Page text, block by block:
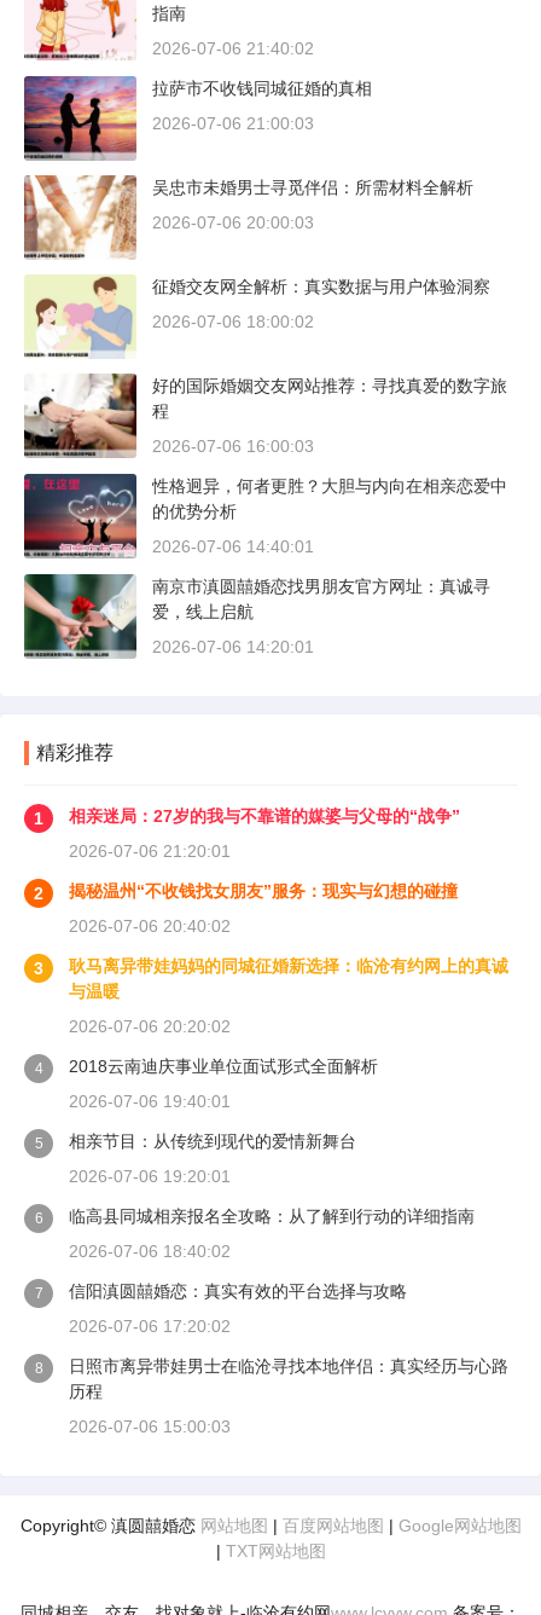
指南
2026-07-06 21:40:02
拉萨市不收钱同城征婚的真相
2026-07-06 21:00:03
吴忠市未婚男士寻觅伴侣：所需材料全解析
2026-07-06 20:00:03
征婚交友网全解析：真实数据与用户体验洞察
2026-07-06 18:00:02
好的国际婚姻交友网站推荐：寻找真爱的数字旅
程
2026-07-06 16:00:03
性格迥异，何者更胜？大胆与内向在相亲恋爱中
的优势分析
2026-07-06 14:40:01
南京市滇圆囍婚恋找男朋友官方网址：真诚寻
爱，线上启航
2026-07-06 14:20:01
精彩推荐
1
相亲迷局：27岁的我与不靠谱的媒婆与父母的“战争”
2026-07-06 21:20:01
2
揭秘温州“不收钱找女朋友”服务：现实与幻想的碰撞
2026-07-06 20:40:02
3
耿马离异带娃妈妈的同城征婚新选择：临沧有约网上的真诚
与温暖
2026-07-06 20:20:02
4
2018云南迪庆事业单位面试形式全面解析
2026-07-06 19:40:01
5
相亲节目：从传统到现代的爱情新舞台
2026-07-06 19:20:01
6
临高县同城相亲报名全攻略：从了解到行动的详细指南
2026-07-06 18:40:02
7
信阳滇圆囍婚恋：真实有效的平台选择与攻略
2026-07-06 17:20:02
8
日照市离异带娃男士在临沧寻找本地伴侣：真实经历与心路
历程
2026-07-06 15:00:03
Copyright© 滇圆囍婚恋 网站地图 | 百度网站地图 | Google网站地图
| TXT网站地图